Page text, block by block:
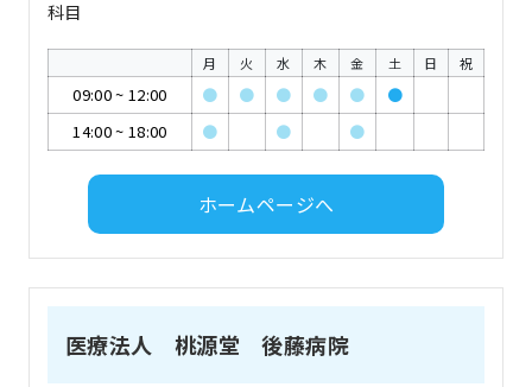
科目
月 火 水 木 金 土 日 祝
09:00~ 12:00 ● ● ● ● ●
●
14:00~ 18:00 ● ● ●
ホームページへ
医療法人 桃源堂 後藤病院